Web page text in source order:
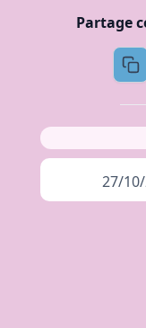
Partage
27/